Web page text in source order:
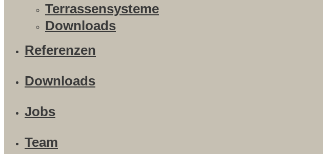
Terrassensysteme
Downloads
Referenzen
Downloads
Jobs
Team